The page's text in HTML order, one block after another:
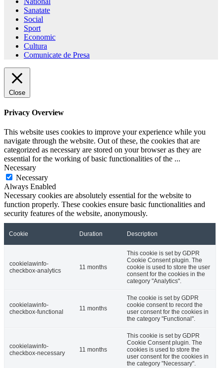
Sanatate
Social
Sport
Economic
Cultura
Comunicate de Presa
Close
Privacy Overview
This website uses cookies to improve your experience while you
navigate through the website. Out of these, the cookies that are
categorized as necessary are stored on your browser as they are
essential for the working of basic functionalities of the ...
Necessary
Necessary
Always Enabled
Necessary cookies are absolutely essential for the website to
function properly. These cookies ensure basic functionalities and
security features of the website, anonymously.
Cookie Duration Description
cookielawinfo-
checkbox-analytics
11 months
This cookie is set by GDPR
Cookie Consent plugin. The
cookie is used to store the user
consent for the cookies in the
category "Analytics".
cookielawinfo-
checkbox-functional
11 months
The cookie is set by GDPR
cookie consent to record the
user consent for the cookies in
the category "Functional".
cookielawinfo-
checkbox-necessary
11 months
This cookie is set by GDPR
Cookie Consent plugin. The
cookies is used to store the
user consent for the cookies in
the category "Necessary".